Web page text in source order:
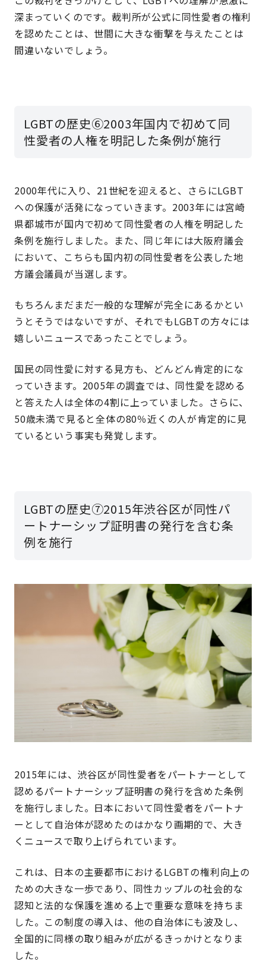
深まっていくのです。裁判所が公式に同性愛者の権利
を認めたことは、世間に大きな衝撃を与えたことは
間違いないでしょう。
LGBTの歴史⑥2003年国内で初めて同
性愛者の人権を明記した条例が施行
2000年代に入り、21世紀を迎えると、さらにLGBT
への保護が活発になっていきます。2003年には宮崎
県都城市が国内で初めて同性愛者の人権を明記した
条例を施行しました。また、同じ年には大阪府議会
において、こちらも国内初の同性愛者を公表した地
方議会議員が当選します。
もちろんまだまだ一般的な理解が完全にあるかとい
うとそうではないですが、それでもLGBTの方々には
嬉しいニュースであったことでしょう。
国民の同性愛に対する見方も、どんどん肯定的にな
っていきます。2005年の調査では、同性愛を認める
と答えた人は全体の4割に上っていました。さらに、
50歳未満で見ると全体の80％近くの人が肯定的に見
ているという事実も発覚します。
LGBTの歴史⑦2015年渋谷区が同性パ
ートナーシップ証明書の発行を含む条
例を施行
2015年には、渋谷区が同性愛者をパートナーとして
認めるパートナーシップ証明書の発行を含めた条例
を施行しました。日本において同性愛者をパートナ
ーとして自治体が認めたのはかなり画期的で、大き
くニュースで取り上げられています。
これは、日本の主要都市におけるLGBTの権利向上の
ための大きな一歩であり、同性カップルの社会的な
認知と法的な保護を進める上で重要な意味を持ちま
した。この制度の導入は、他の自治体にも波及し、
全国的に同様の取り組みが広がるきっかけとなりま
した。